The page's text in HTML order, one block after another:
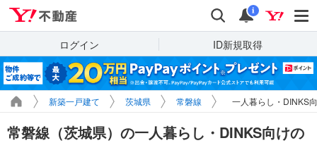
検索 通知
i
ログイン ID新規取得
新築一戸建て 茨城県 常磐線 一人暮らし・DINKS
常磐線（茨城県）の一人暮らし・DINKS向けの